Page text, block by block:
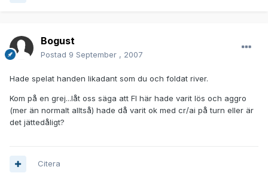
Bogust
Postad 9 September , 2007
Hade spelat handen likadant som du och foldat river.
Kom på en grej...låt oss säga att FI här hade varit lös och aggro
(mer än normalt alltså) hade då varit ok med cr/ai på turn eller är
det jättedåligt?
Citera